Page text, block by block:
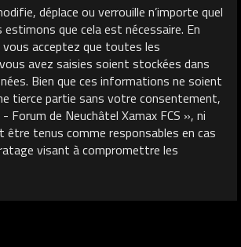
déplace ou verrouille n’importe quel
que cela est nécessaire. En
acceptez que toutes les
avez saisies soient stockées dans
Bien que ces informations ne soient
tierce partie sans votre consentement,
Forum de Neuchâtel Xamax FCS », ni
être tenus comme responsables en cas
visant à compromettre les